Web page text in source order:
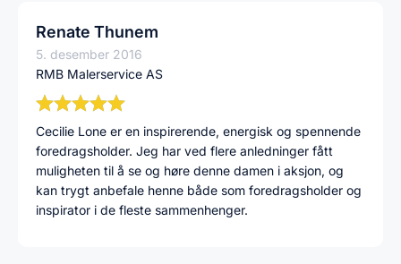
Renate Thunem
5. desember 2016
RMB Malerservice AS
Cecilie Lone er en inspirerende, energisk og spennende
foredragsholder. Jeg har ved flere anledninger fått
muligheten til å se og høre denne damen i aksjon, og
kan trygt anbefale henne både som foredragsholder og
inspirator i de fleste sammenhenger.